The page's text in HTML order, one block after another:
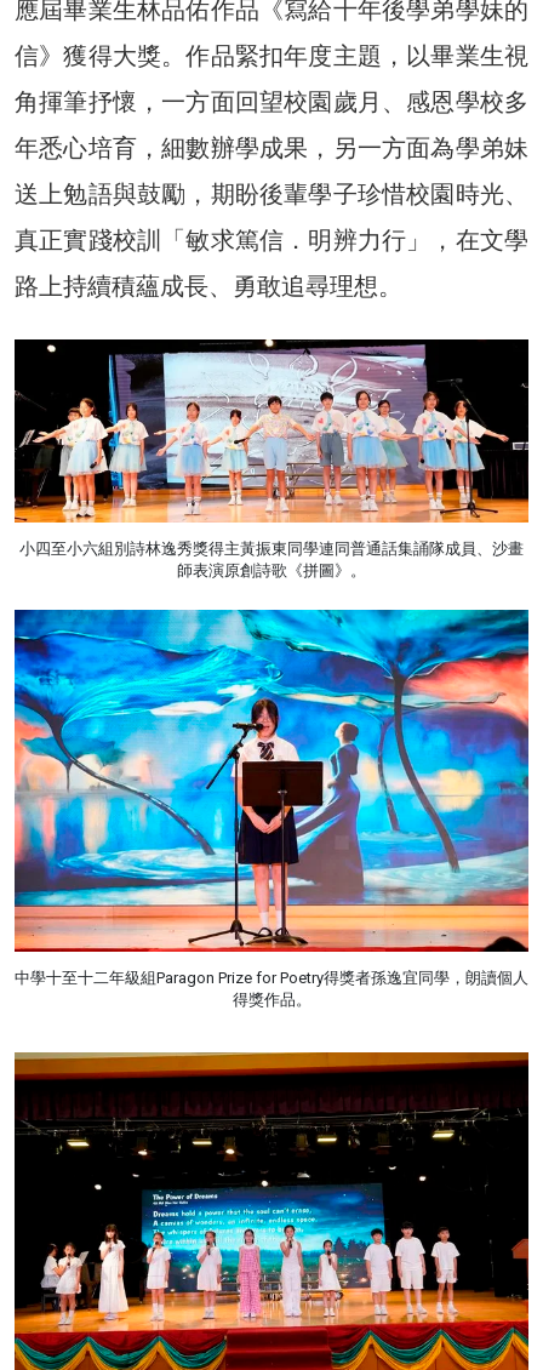
應屆畢業生林品佑作品《寫給十年後學弟學妹的
信》獲得大獎。作品緊扣年度主題，以畢業生視
角揮筆抒懷，一方面回望校園歲月、感恩學校多
年悉心培育，細數辦學成果，另一方面為學弟妹
送上勉語與鼓勵，期盼後輩學子珍惜校園時光、
真正實踐校訓「敏求篤信．明辨力行」，在文學
路上持續積蘊成長、勇敢追尋理想。
小四至小六組別詩林逸秀獎得主黃振東同學連同普通話集誦隊成員、沙畫
師表演原創詩歌《拼圖》。
中學十至十二年級組Paragon Prize for Poetry得獎者孫逸宜同學，朗讀個人
得獎作品。